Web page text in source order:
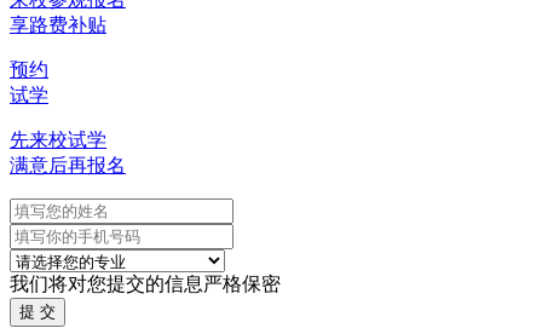
享路费补贴
预约
试学
先来校试学
满意后再报名
我们将对您提交的信息严格保密